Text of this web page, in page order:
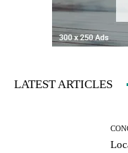
LATEST ARTICLES